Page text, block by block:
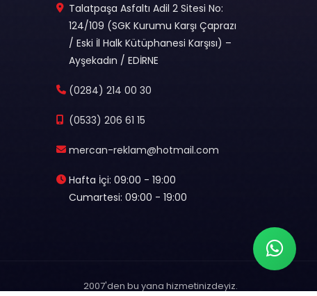
Talatpaşa Asfaltı Adil 2 Sitesi No:
124/109 (SGK Kurumu Karşı Çaprazı
/ Eski İl Halk Kütüphanesi Karşısı) –
Ayşekadın / EDİRNE
(0284) 214 00 30
(0533) 206 61 15
mercan-reklam@hotmail.com
Hafta İçi: 09:00 - 19:00
Cumartesi: 09:00 - 19:00
2007'den bu yana hizmetinizdeyiz.